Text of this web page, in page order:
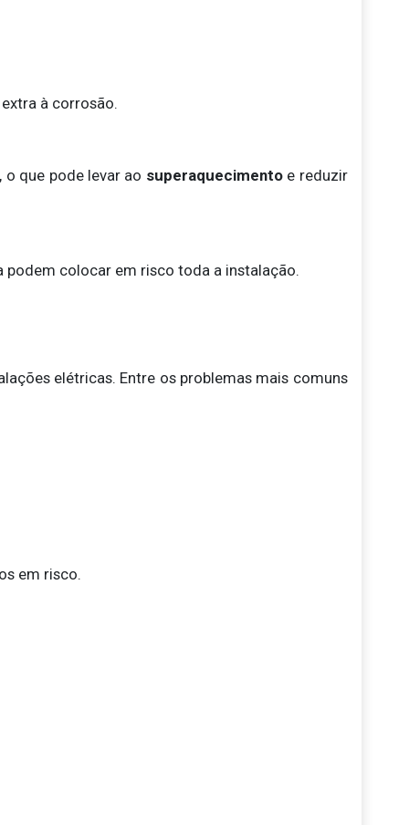
à corrosão.
, o que pode levar ao superaquecimentoe reduzir
podem colocar em risco toda a instalação.
elétricas. Entre os problemas mais comuns
em risco.